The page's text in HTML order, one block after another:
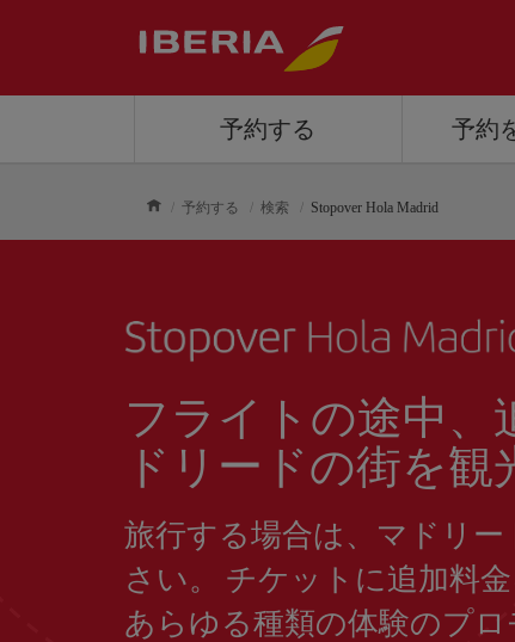
予約する 予約
予約する 検索 Stopover Hola Madrid
フライトの途中、
ドリードの街を観
旅行する場合は、マドリ
さい。 チケットに追加料
あらゆる種類の体験のプ